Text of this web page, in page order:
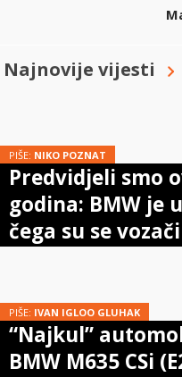
Najnovije vijesti
PIŠE: NIKO POZNAT
Predvidjeli smo
godina: BMW je
čega su se
PIŠE: IVAN IGLOO GLUHAK
“Najkul”
BMW M635 CSi